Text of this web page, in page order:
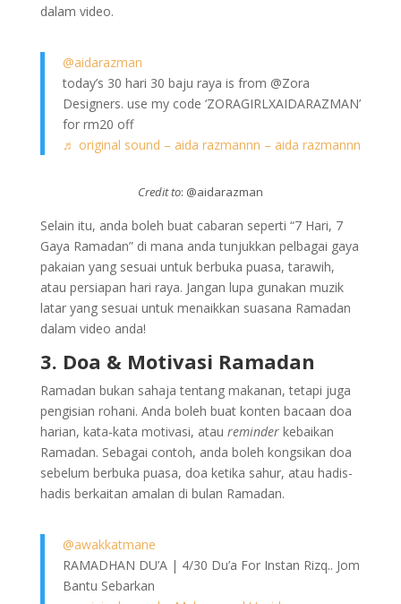
dalam video.
@aidarazman
today’s 30 hari 30 baju raya is from @Zora
Designers. use my code ‘ZORAGIRLXAIDARAZMAN’
for rm20 off
♬ original sound – aida razmannn – aida razmannn
Credit to: @aidarazman
Selain itu, anda boleh buat cabaran seperti “7 Hari, 7
Gaya Ramadan” di mana anda tunjukkan pelbagai gaya
pakaian yang sesuai untuk berbuka puasa, tarawih,
atau persiapan hari raya. Jangan lupa gunakan muzik
latar yang sesuai untuk menaikkan suasana Ramadan
dalam video anda!
3. Doa & Motivasi Ramadan
Ramadan bukan sahaja tentang makanan, tetapi juga
pengisian rohani. Anda boleh buat konten bacaan doa
harian, kata-kata motivasi, atau reminder kebaikan
Ramadan. Sebagai contoh, anda boleh kongsikan doa
sebelum berbuka puasa, doa ketika sahur, atau hadis-
hadis berkaitan amalan di bulan Ramadan.
@awakkatmane
RAMADHAN DU’A | 4/30 Du’a For Instan Rizq.. Jom
Bantu Sebarkan